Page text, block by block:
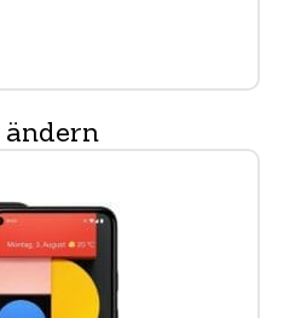
ändern